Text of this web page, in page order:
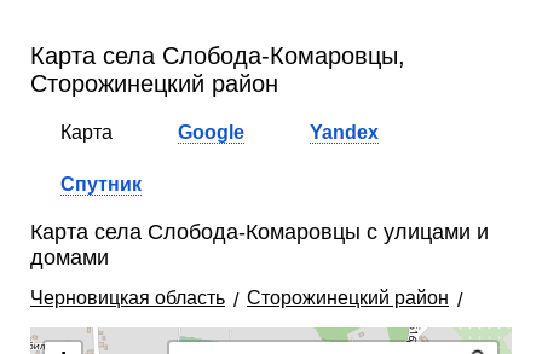
Карта села Слобода-Комаровцы,
Сторожинецкий район
Карта Google Yandex
Спутник
Карта села Слобода-Комаровцы с улицами и
домами
Черновицкая область Сторожинецкий район